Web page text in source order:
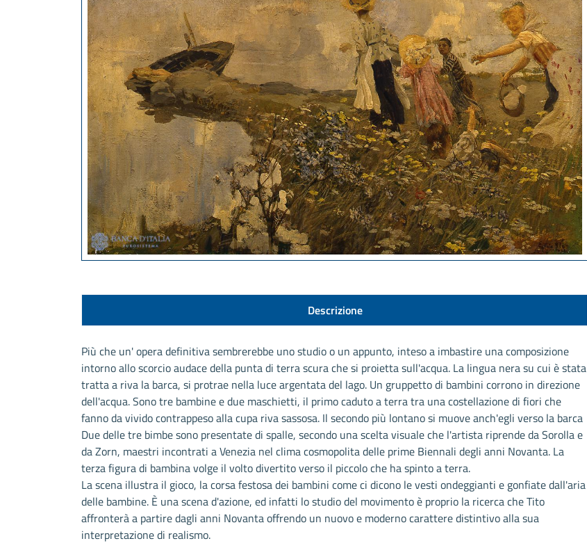
Descrizione
Più che un' opera definitiva sembrerebbe uno studio o un appunto, inteso a imbastire una composizione
intorno allo scorcio audace della punta di terra scura che si proietta sull'acqua. La lingua nera su cui è stata
tratta a riva la barca, si protrae nella luce argentata del lago. Un gruppetto di bambini corrono in direzione
dell'acqua. Sono tre bambine e due maschietti, il primo caduto a terra tra una costellazione di fiori che
fanno da vivido contrappeso alla cupa riva sassosa. Il secondo più lontano si muove anch'egli verso la barca
Due delle tre bimbe sono presentate di spalle, secondo una scelta visuale che l'artista riprende da Sorolla e
da Zorn, maestri incontrati a Venezia nel clima cosmopolita delle prime Biennali degli anni Novanta. La
terza figura di bambina volge il volto divertito verso il piccolo che ha spinto a terra.
La scena illustra il gioco, la corsa festosa dei bambini come ci dicono le vesti ondeggianti e gonfiate dall'aria
delle bambine. È una scena d'azione, ed infatti lo studio del movimento è proprio la ricerca che Tito
affronterà a partire dagli anni Novanta offrendo un nuovo e moderno carattere distintivo alla sua
interpretazione di realismo.